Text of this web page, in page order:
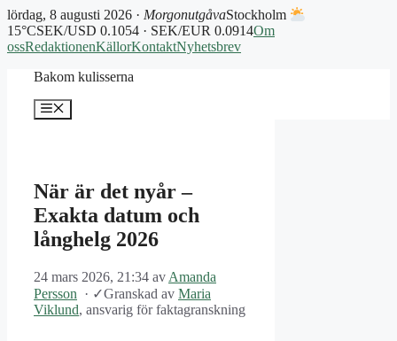
lördag, 8 augusti 2026 · MorgonutgåvaStockholm
15°CSEK/USD 0.1054 · SEK/EUR 0.0914Om
ossRedaktionenKällorKontaktNyhetsbrev
Bakom kulisserna
Meny
När är det nyår –
Exakta datum och
långhelg 2026
24 mars 2026, 21:34 av Amanda
Persson
· ✓Granskad av Maria
Viklund, ansvarig för faktagranskning